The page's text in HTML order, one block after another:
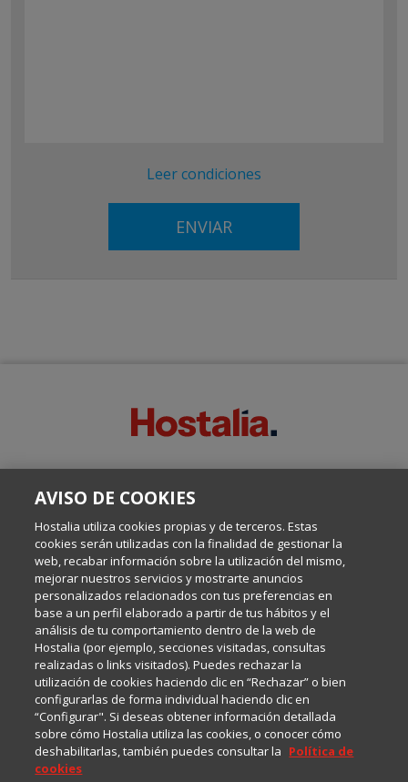
Leer condiciones
Escrito por el equipo de Comunicación de Hostalia, dirigido por
Internet y Tecnología.
Política de privacidad
Política de cookies
Aviso legal
AVISO DE COOKIES
Hostalia utiliza cookies propias y de terceros. Estas
cookies serán utilizadas con la finalidad de gestionar la
web, recabar información sobre la utilización del mismo,
mejorar nuestros servicios y mostrarte anuncios
personalizados relacionados con tus preferencias en
base a un perfil elaborado a partir de tus hábitos y el
análisis de tu comportamiento dentro de la web de
Hostalia (por ejemplo, secciones visitadas, consultas
realizadas o links visitados). Puedes rechazar la
utilización de cookies haciendo clic en “Rechazar” o bien
configurarlas de forma individual haciendo clic en
“Configurar". Si deseas obtener información detallada
sobre cómo Hostalia utiliza las cookies, o conocer cómo
deshabilitarlas, también puedes consultar la Política de
cookies